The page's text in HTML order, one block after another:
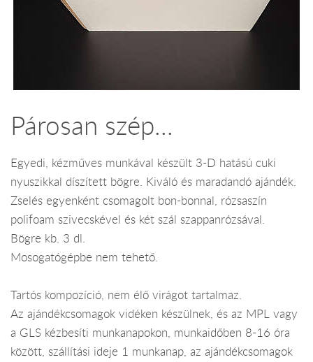
Párosan szép...
Egyedi, kézműves munkával készült 3-D hatású cuki
nyuszikkal díszített bögre. Kiváló és maradandó ajándék.
Zselés egyenként csomagolt bon-bonnal, rózsaszín
polifoam szivecskével és két szál szappanrózsával.
Bögre kb. 3 dl.
Mosogatógépbe nem tehető.
Tartós kompozíció, nem élő virágot tartalmaz.
Az ajándékcsomagok vidéken készülnek, és az MPL vagy
a GLS kézbesíti munkanapokon, munkaidőben 8-16 óra
között, szállítási ideje 1 munkanap, az ajándékcsomagok